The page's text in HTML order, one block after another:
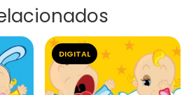
DIGITAL